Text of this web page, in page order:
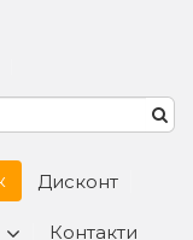
Дисконт
Контакти